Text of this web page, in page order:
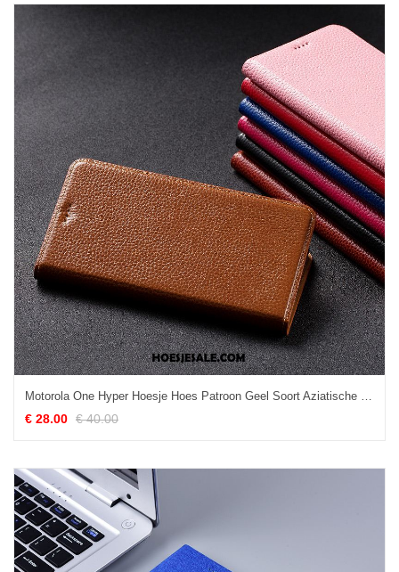
Motorola One Hyper Hoesje Hoes Patroon Geel Soort Aziatische Vrucht Anti-fall Kopen
€ 28.00 € 40.00